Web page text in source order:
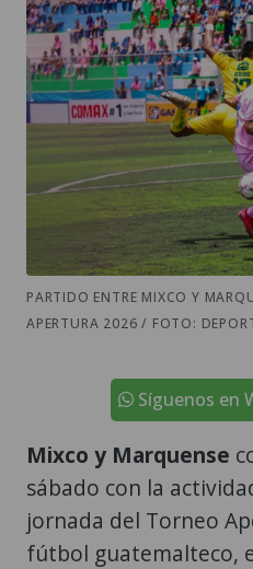
PARTIDO ENTRE MIXCO Y
APERTURA 2026 / FOTO:
Síguenos en
Mixco y Marquense
sábado con la
jornada del Torneo
fútbol guatemalteco,